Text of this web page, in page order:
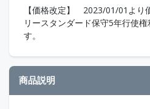
【価格改定】 2023/01/01より
リースタンダード保守5年行使
す。
商品説明